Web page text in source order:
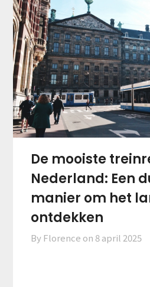
De mooiste
Nederland: Een
manier om het
ontdekken
By Florence on 8 april 2025